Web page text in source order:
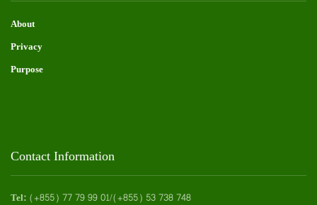
About
Privacy
Purpose
Contact Information
Tel: (+855) 77 79 99 01/(+855) 53 738 748